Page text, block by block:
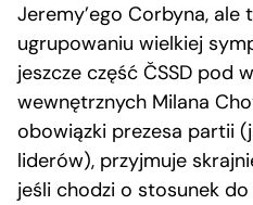
Jeremy’ego Corbyna, ale
ugrupowaniu wielkiej
jeszcze część ČSSD pod
wewnętrznych Milana
obowiązki prezesa partii
liderów), przyjmuje
jeśli chodzi o stosunek